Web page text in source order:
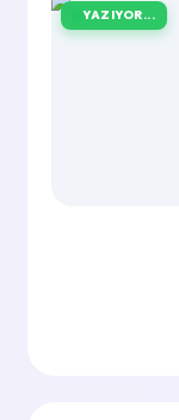
YAZIYOR...